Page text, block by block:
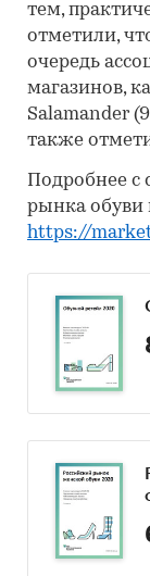
тем,
отметили,
очередь
магазинов,
Salamander
также
Подробнее с
рынка обуви
https://